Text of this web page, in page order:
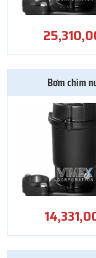
Bơm chìm